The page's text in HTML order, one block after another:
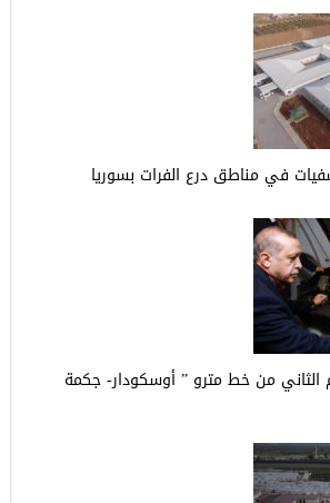
الثاني من خط مترو ” أوسكودار- جكمة